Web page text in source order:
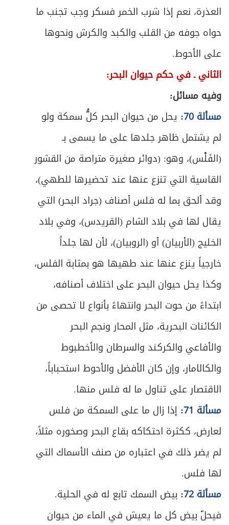
العذرة، نعم إذا شرب الخمر فسكر وجب تجنب ما
حواه جوفه من القلب والكبد والكرش ونحوها
على الأحوط.
الثاني ـ في حكم حيوان البحر:
وفيه مسائل:
مسألة 70:
يحل من حيوان البحر كلُّ سمكة ولو
لم يشتمل ظاهر جلدها على ما يسمى بـ
(الفَلْس)، وهو: (دوائر صغيرة متراصة من القشور
القاسية التي تنزع عنها عند تحضيرها للطهي)،
وقد ألحق بما له فلس أصناف (جراد البحر) التي
يقال لها في بلاد الشام (القريدس)، وفي بلاد
الخليج (الأربيان) أو (الروبيان)، لأن لها جلداً
خارجياً ينزع عنها عند طهيها هو بمثابة الفلس،
وكذا يحل حيوان البحر على اختلاف أصنافه،
ابتداءً من حوت البحر وانتهاءً بأنواع لا تحصى من
الكائنات البحرية، مثل المحار ونجم البحر
والأفاعي والكركند والسرطان والأخطبوط
والكالامار، وإن كان الأفضل والأحوط استحباباً،
الاقتصار على تناول ما له فلس منها.
مسألة 71:
إذا زال ما على السمكة من فلس
لعارض، ككثرة احتكاكه بقاع البحر وصخوره مثلاً،
لم يضر ذلك في اعتباره من صنف الأسماك التي
لها فلس.
مسألة 72:
بيض السمك تابع له في الحلية.
فيحلّ بيض كل ما يعيش في الماء من حيوان
ص
335 الباب الثالث في الوصية
ص339 المبحث الأول ـ في أقسام الوصية وصيغتها
346 المبحث الثاني ـ في شروط الموصي
ص
347 المبحث الثالث ـ في الموصى له
ص
349 المبحث الرابع ـ في الموصى به
350 المطلب الأول ـ في شروط الموصى به
ص
351 المطلب الثاني ـ في مقدار الموصى به
ص
358 المطلب الثالث ـ في غموض الوصايا وتعارضها
ص
361
المطلب الرابع ـ في حكم النماء والتلف
ص
363
المطلب الخامس ـ في الوصية بالولاية على
القاصر
366 المطلب السادس ـ الوصية بالحرمان
ص
367 المبحث الخامس- في الوصي
ص
368
371 المطلب الثاني ـ في كيفية القيام بالوصية
375
المطلب الثالث ـ في حكم فقدان الوصي
للشروط
ص
379 الباب الرابع في الوقف والحَبس
381 الفصل الأول في الوقف